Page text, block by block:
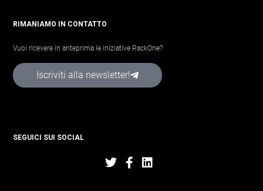
RIMANIAMO IN CONTATTO
Vuoi ricevere in anteprima le iniziative RackOne?
Iscriviti alla newsletter!
SEGUICI SUI SOCIAL